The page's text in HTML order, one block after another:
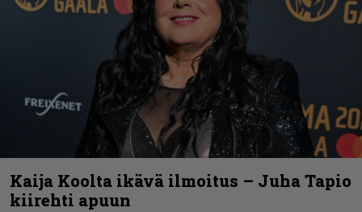
Kaija Koolta ikävä ilmoitus – Juha Tapio
kiirehti apuun